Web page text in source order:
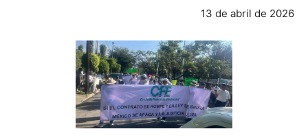
13 de abril de 2026